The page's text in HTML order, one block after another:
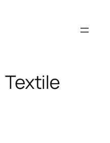
Textile